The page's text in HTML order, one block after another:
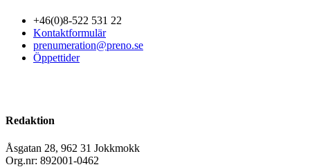
+46(0)8-522 531 22
Kontaktformulär
prenumeration@preno.se
Öppettider
Redaktion
Åsgatan 28, 962 31 Jokkmokk
Org.nr: 892001-0462